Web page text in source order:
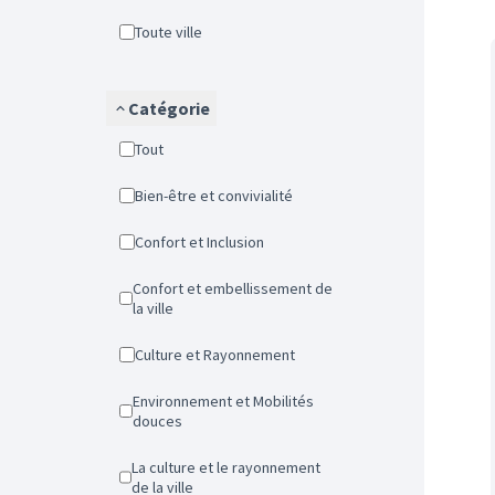
Toute ville
Catégorie
Tout
Bien-être et convivialité
Confort et Inclusion
Confort et embellissement de
la ville
Culture et Rayonnement
Environnement et Mobilités
douces
La culture et le rayonnement
de la ville